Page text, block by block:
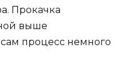
Прокачка
выше
процесс немного